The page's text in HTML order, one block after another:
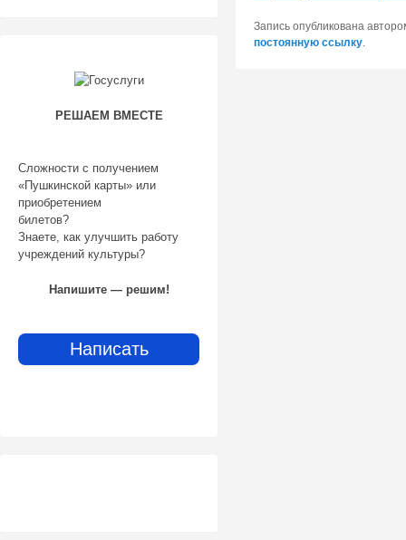
Запись опубликована
постоянную ссылку
РЕШАЕМ ВМЕСТЕ
Сложности с получением
«Пушкинской карты» или
приобретением
билетов?
Знаете, как улучшить работу
учреждений культуры?
Напишите — решим!
Написать